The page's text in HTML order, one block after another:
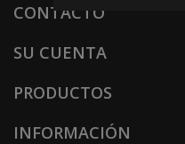
CONTACTO
SU CUENTA
PRODUCTOS
INFORMACIÓN